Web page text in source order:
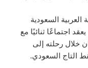
السعودية
اجتماعًا ثنائيًا مع
خلال رحلته إلى
التاج السعودي.